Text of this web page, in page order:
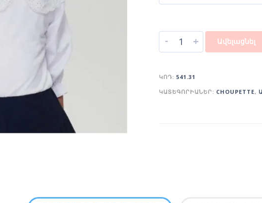
- + Ավելացնել
ԿՈԴ: 541.31
ԿԱՏԵԳՈՐԻԱՆԵՐ: CHOUPETTE,